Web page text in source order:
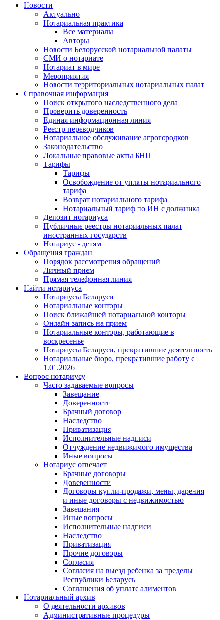
Новости
Актуально
Нотариальная практика
Все материалы
Авторы
Новости Белорусской нотариальной палаты
СМИ о нотариате
Нотариат в мире
Мероприятия
Новости территориальных нотариальных палат
Справочная информация
Поиск открытого наследственного дела
Проверить доверенность
Единая информационная линия
Реестр переводчиков
Нотариальное обслуживание агрогородков
Законодательство
Локальные правовые акты БНП
Тарифы
Тарифы
Освобождение от уплаты нотариального
тарифа
Возврат нотариального тарифа
Нотариальный тариф по ИН с должника
Депозит нотариуса
Публичные реестры нотариальных палат
иностранных государств
Нотариус - детям
Обращения граждан
Порядок рассмотрения обращений
Личный прием
Прямая телефонная линия
Найти нотариуса
Нотариусы Беларуси
Нотариальные конторы
Поиск ближайшей нотариальной конторы
Онлайн запись на прием
Нотариальные конторы, работающие в
воскресенье
Нотариусы Беларуси, прекратившие деятельность
Нотариальные бюро, прекратившие работу с
1.01.2026
Вопрос нотариусу
Часто задаваемые вопросы
Завещание
Доверенности
Брачный договор
Наследство
Приватизация
Исполнительные надписи
Отчуждение недвижимого имущества
Иные вопросы
Нотариус отвечает
Брачные договоры
Доверенности
Договоры купли-продажи, мены, дарения
и иные договоры с недвижимостью
Завещания
Иные вопросы
Исполнительные надписи
Наследство
Приватизация
Прочие договоры
Согласия
Согласия на выезд ребенка за пределы
Республики Беларусь
Соглашения об уплате алиментов
Нотариальный архив
О деятельности архивов
Административные процедуры